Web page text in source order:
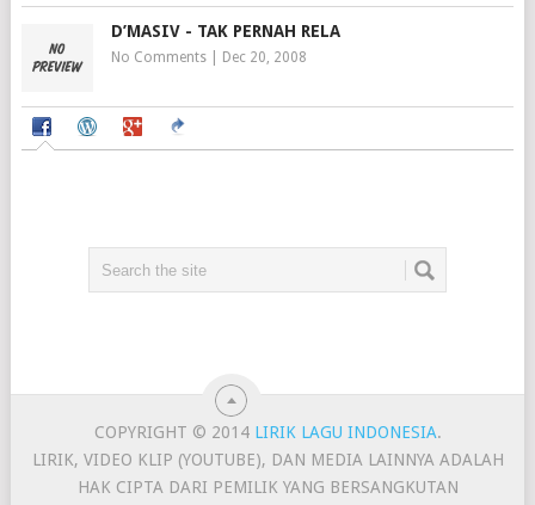
D’MASIV - TAK PERNAH RELA
No Comments| Dec 20, 2008
COPYRIGHT © 2014 LIRIK LAGU INDONESIA.
LIRIK, VIDEO KLIP (YOUTUBE), DAN MEDIA LAINNYA ADALAH
HAK CIPTA DARI PEMILIK YANG BERSANGKUTAN